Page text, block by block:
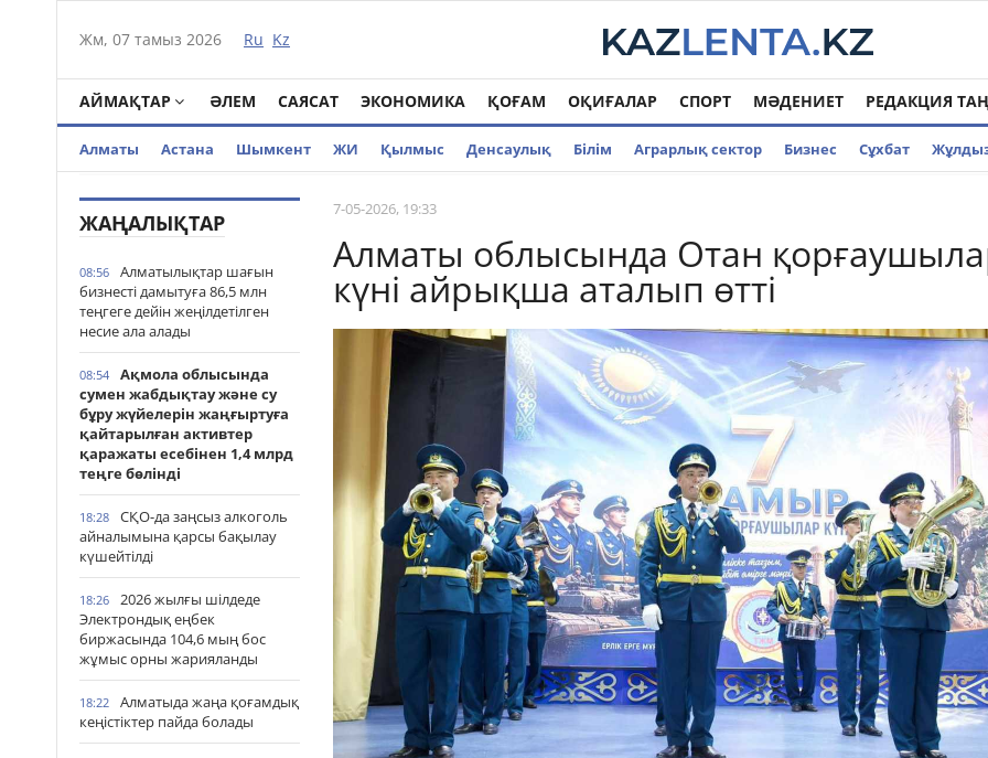
Жм, 07 тамыз 2026 Ru Kz
АЙМАҚТАР ӘЛЕМ САЯСАТ ЭКОНОМИКА ҚОҒАМ ОҚИҒАЛАР СПОРТ МӘДЕНИЕТ РЕДАКЦИЯ
Алматы Астана Шымкент ЖИ Қылмыс Денсаулық Білім Аграрлық сектор Бизнес Cұхбат
ЖАҢАЛЫҚТАР
08:56
Алматылықтар шағын
бизнесті дамытуға 86,5 млн
теңгеге дейін жеңілдетілген
несие ала алады
08:54
Ақмола облысында
сумен жабдықтау және су
бұру жүйелерін жаңғыртуға
қайтарылған активтер
қаражаты есебінен 1,4 млрд
теңге бөлінді
18:28
СҚО-да заңсыз алкоголь
айналымына қарсы бақылау
күшейтілді
18:26
2026 жылғы шілдеде
Электрондық еңбек
биржасында 104,6 мың бос
жұмыс орны жарияланды
18:22
Алматыда жаңа қоғамдық
кеңістіктер пайда болады
7-05-2026, 19:33
Алматы облысында Отан
күні айрықша аталып өтті